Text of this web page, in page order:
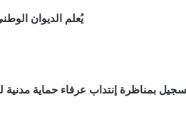
يُعلم الديوان الوطني للحماية المدنية
بمناظرة إنتداب عرفاء حماية مدنية لسنة